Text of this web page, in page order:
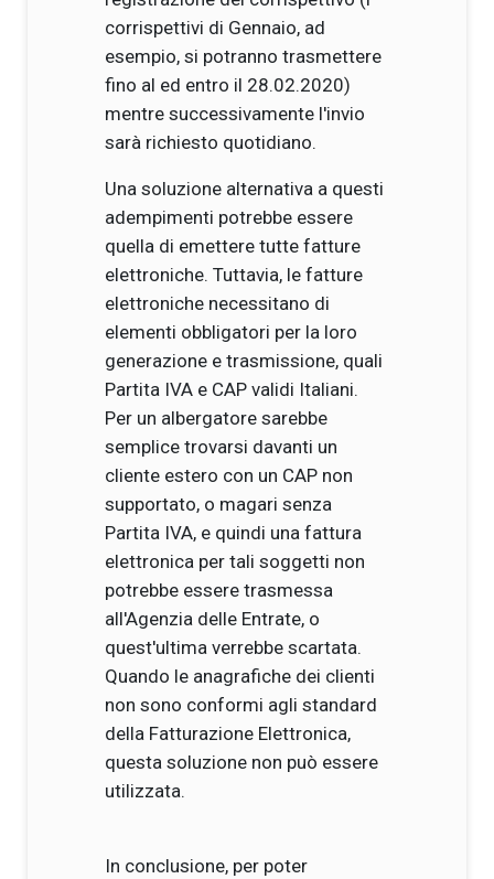
corrispettivi di Gennaio, ad
esempio, si potranno trasmettere
fino al ed entro il 28.02.2020)
mentre successivamente l'invio
sarà richiesto quotidiano.
Una soluzione alternativa a questi
adempimenti potrebbe essere
quella di emettere tutte fatture
elettroniche. Tuttavia, le fatture
elettroniche necessitano di
elementi obbligatori per la loro
generazione e trasmissione, quali
Partita IVA e CAP validi Italiani.
Per un albergatore sarebbe
semplice trovarsi davanti un
cliente estero con un CAP non
supportato, o magari senza
Partita IVA, e quindi una fattura
elettronica per tali soggetti non
potrebbe essere trasmessa
all'Agenzia delle Entrate, o
quest'ultima verrebbe scartata.
Quando le anagrafiche dei clienti
non sono conformi agli standard
della Fatturazione Elettronica,
questa soluzione non può essere
utilizzata.
In conclusione, per poter